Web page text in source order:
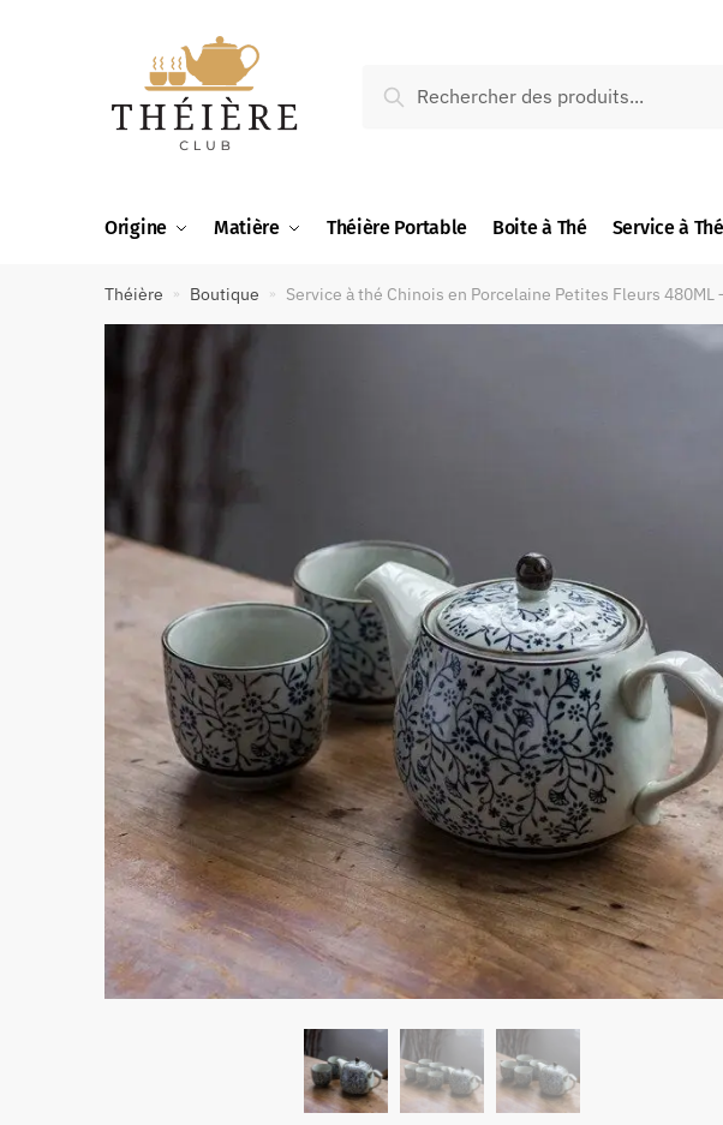
Recherche
Origine Matière Théière Portable Boite à Thé Service à Thé
Théière » Boutique » Service à thé Chinois en Porcelaine Petites Fleurs